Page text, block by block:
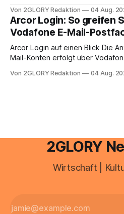
abwesenheiten und die gesamte
Ihr personal digital zu
erfahren Sie alles, was Sie für
brauchen, von der Registrierung
Von 2GLORY Redaktion 04 Aug.
Arcor Login: So greifen
Vodafone E-Mail-
Arcor Login auf einen Blick Die Anmeldung für alte Arcor-E-
Mail-Konten erfolgt über
besitzt, loggt sich heute über
Von 2GLORY Redaktion 04 Aug.
2GLORY
Wirtschaft |